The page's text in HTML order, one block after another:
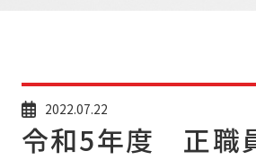
2022.07.22
令和5年度 正職